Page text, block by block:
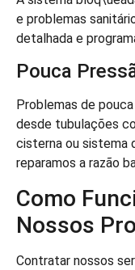
e problemas
detalhada e
Pouca
Problemas de
desde tubulações
cisterna ou sistema
reparamos a razão
Como
Nossos
Contratar nossos